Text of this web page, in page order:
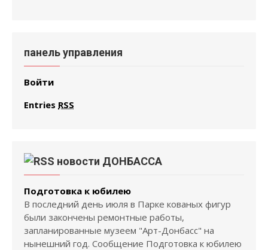
панель управления
Войти
Entries RSS
новости ДОНБАССА
Подготовка к юбилею
В последний день июля в Парке кованых фигур
были закончены ремонтные работы,
запланированные музеем "Арт-Донбасс" на
нынешний год. Сообщение Подготовка к юбилею